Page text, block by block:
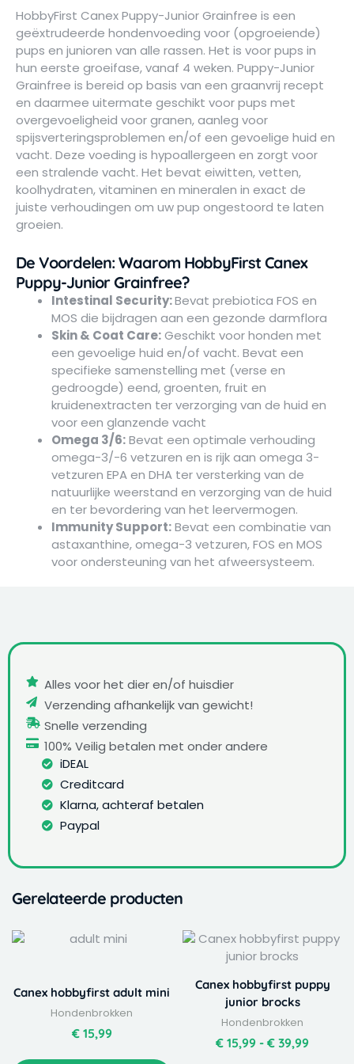
HobbyFirst Canex Puppy-Junior Grainfree is een
geëxtrudeerde hondenvoeding voor (opgroeiende)
pups en junioren van alle rassen. Het is voor pups in
hun eerste groeifase, vanaf 4 weken. Puppy-Junior
Grainfree is bereid op basis van een graanvrij recept
en daarmee uitermate geschikt voor pups met
overgevoeligheid voor granen, aanleg voor
spijsverteringsproblemen en/of een gevoelige huid en
vacht. Deze voeding is hypoallergeen en zorgt voor
een stralende vacht. Het bevat eiwitten, vetten,
koolhydraten, vitaminen en mineralen in exact de
juiste verhoudingen om uw pup ongestoord te laten
groeien.
De Voordelen: Waarom HobbyFirst Canex
Puppy-Junior Grainfree?
Intestinal Security:Bevat prebiotica FOS en
MOS die bijdragen aan een gezonde darmflora
Skin & Coat Care:Geschikt voor honden met
een gevoelige huid en/of vacht. Bevat een
specifieke samenstelling met (verse en
gedroogde) eend, groenten, fruit en
kruidenextracten ter verzorging van de huid en
voor een glanzende vacht
Omega 3/6:Bevat een optimale verhouding
omega-3/-6 vetzuren en is rijk aan omega 3-
vetzuren EPA en DHA ter versterking van de
natuurlijke weerstand en verzorging van de huid
en ter bevordering van het leervermogen.
Immunity Support:Bevat een combinatie van
astaxanthine, omega-3 vetzuren, FOS en MOS
voor ondersteuning van het afweersysteem.
Alles voor het dier en/of huisdier
Verzending afhankelijk van gewicht!
Snelle verzending
100% Veilig betalen met onder andere
iDEAL
Creditcard
Klarna, achteraf betalen
Paypal
Gerelateerde producten
Canex hobbyfirst adult mini
Hondenbrokken
€15,99
Canex hobbyfirst puppy
junior brocks
Hondenbrokken
€ 15,99 - € 39,99
€ 39,99
Dit
product
meerdere
variaties.
Deze
optie